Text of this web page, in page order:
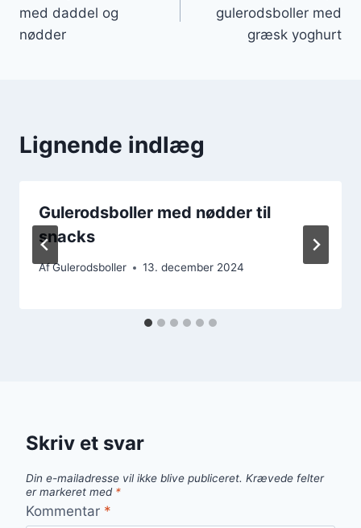
med daddel og
nødder
gulerodsboller med
græsk yoghurt
Lignende indlæg
Gulerodsboller med nødder til
snacks
AfGulerodsboller 13. december 2024
Skriv et svar
Din e-mailadresse vil ikke blive publiceret. Krævede felter
er markeret med *
Kommentar *